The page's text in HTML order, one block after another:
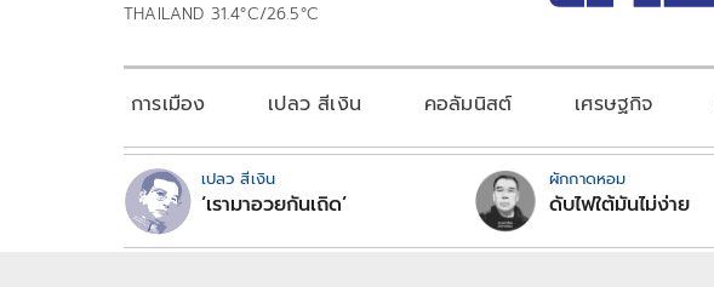
THAILAND 31.4°C/26.5°C
การเมือง เปลว สีเงิน คอลัมนิสต์ เศรษฐกิจ
เปลว สีเงิน
‘เรามาอวยกันเถิด’
ผักกาดหอม
ดับไฟใต้มันไม่ง่าย